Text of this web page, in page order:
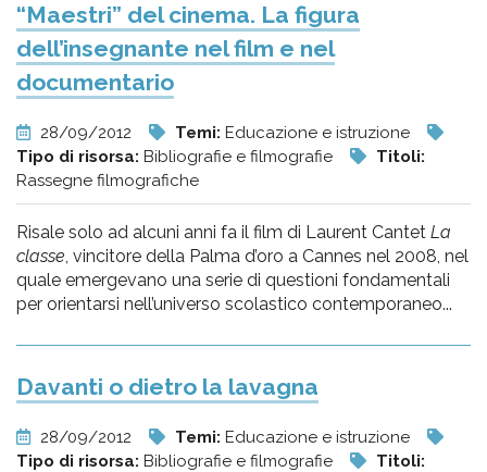
“Maestri” del cinema. La figura
dell’insegnante nel film e nel
documentario
28/09/2012 Temi: Educazione e istruzione
Tipo di risorsa: Bibliografie e filmografie
Titoli:
Rassegne filmografiche
Risale solo ad alcuni anni fa il film di Laurent Cantet La
classe, vincitore della Palma d’oro a Cannes nel 2008, nel
quale emergevano una serie di questioni fondamentali
per orientarsi nell’universo scolastico contemporaneo...
Davanti o dietro la lavagna
28/09/2012 Temi: Educazione e istruzione
Tipo di risorsa: Bibliografie e filmografie
Titoli: